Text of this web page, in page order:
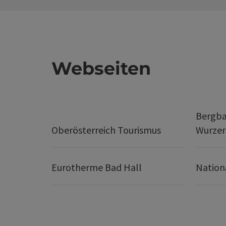
Webseiten
Oberösterreich Tourismus
Eurotherme Bad Hall